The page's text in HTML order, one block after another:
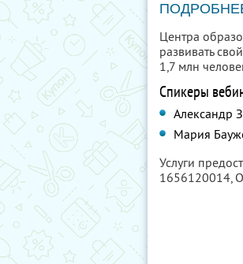
Центра
развивать
1,7 млн
Спикеры
Александр
Мария
Услуги
1656120014,